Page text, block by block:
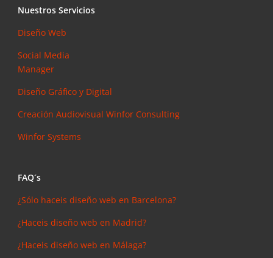
Nuestros Servicios
Diseño Web
Social Media
Manager
Diseño Gráfico y Digital
Creación AudiovisualWinfor Consulting
Winfor Systems
FAQ´s
¿Sólo haceis diseño web en Barcelona?
¿Haceis diseño web en Madrid?
¿Haceis diseño web en Málaga?